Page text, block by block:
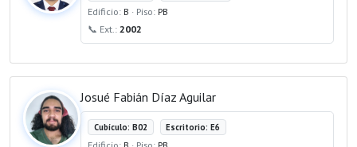
Edificio: B · Piso: PB
📞 Ext.: 2002
Josué Fabián Díaz Aguilar
Cubículo: B02 Escritorio: E6